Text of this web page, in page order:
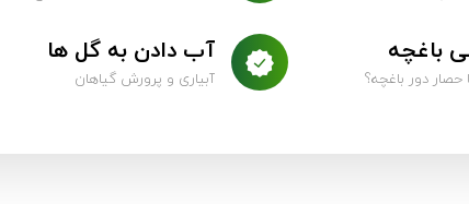
آب دادن به گل ها
آبیاری و پرورش گیاهان
باغچه
دور باغچه؟